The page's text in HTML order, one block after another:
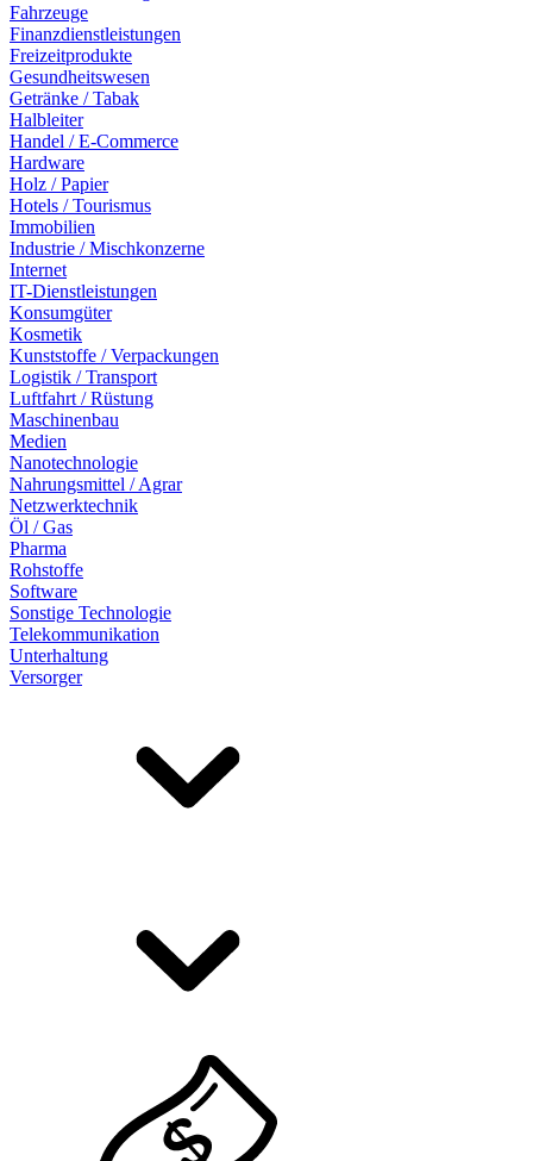
Fahrzeuge
Finanzdienstleistungen
Freizeitprodukte
Gesundheitswesen
Getränke / Tabak
Halbleiter
Handel / E-Commerce
Hardware
Holz / Papier
Hotels / Tourismus
Immobilien
Industrie / Mischkonzerne
Internet
IT-Dienstleistungen
Konsumgüter
Kosmetik
Kunststoffe / Verpackungen
Logistik / Transport
Luftfahrt / Rüstung
Maschinenbau
Medien
Nanotechnologie
Nahrungsmittel / Agrar
Netzwerktechnik
Öl / Gas
Pharma
Rohstoffe
Software
Sonstige Technologie
Telekommunikation
Unterhaltung
Versorger